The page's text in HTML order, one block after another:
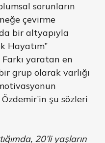
sorunların
çevirme
bir altyapıyla
Hayatım”
yaratan en
grup olarak varlığı
şu sözleri
20’li yaşların